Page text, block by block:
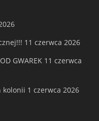
11 czerwca 2026
GWAREK 11 czerwca
kolonii 1 czerwca 2026